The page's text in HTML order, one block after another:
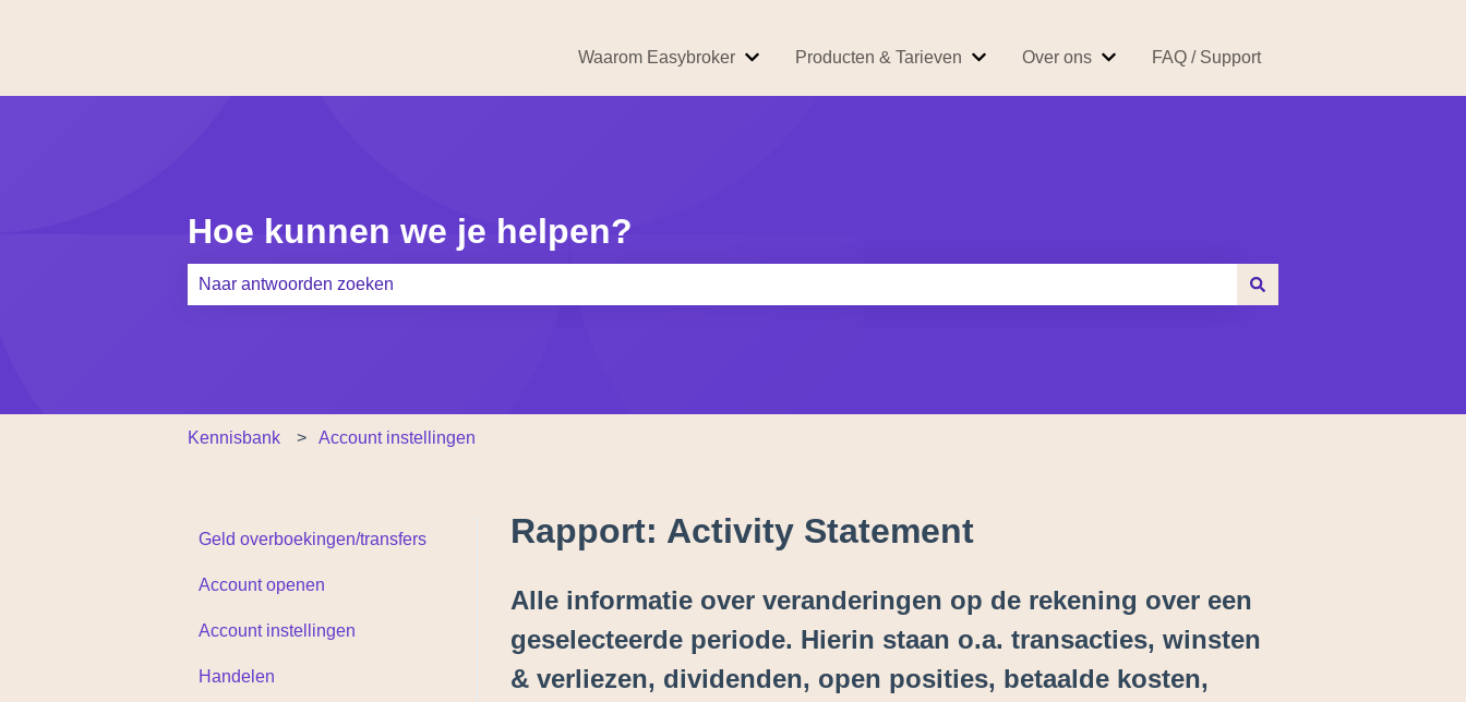
Waarom Easybroker
Submenu tonen voor Waarom Easybroker
Producten & Tarieven
Submenu tonen voor Producten & Tarieven
Over ons
Submenu tonen voor Over ons
FAQ / Support
Hoe kunnen we je helpen?
Kennisbank Account instellingen
Rapport: Activity Statement
Alle informatie over veranderingen op de rekening over een
geselecteerde periode. Hierin staan o.a. transacties, winsten
& verliezen, dividenden, open posities, betaalde kosten,
Geld overboekingen/transfers
Account openen
Account instellingen
Handelen